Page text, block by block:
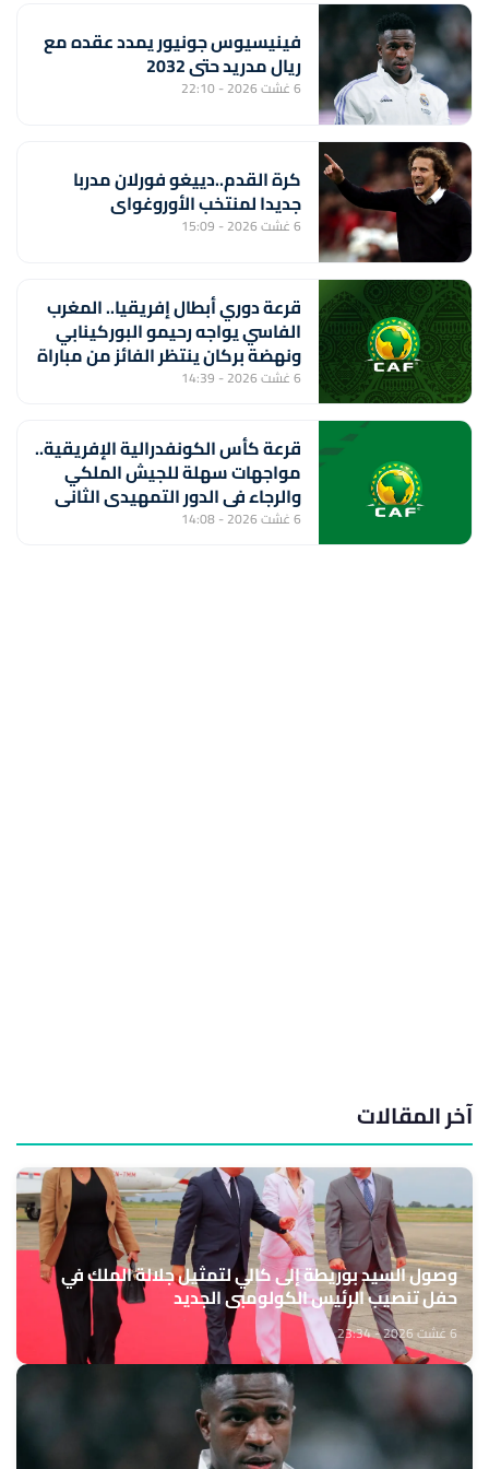
فينيسيوس جونيور يمدد عقده مع
ريال مدريد حتى 2032
6 غشت 2026 - 22:10
كرة القدم..دييغو فورلان مدربا
جديدا لمنتخب الأوروغواي
6 غشت 2026 - 15:09
قرعة دوري أبطال إفريقيا.. المغرب
الفاسي يواجه رحيمو البوركينابي
ونهضة بركان ينتظر الفائز من مباراة
ستار سبور السيراليوني وميدينا
6 غشت 2026 - 14:39
قرعة كأس الكونفدرالية الإفريقية..
مواجهات سهلة للجيش الملكي
والرجاء في الدور التمهيدي الثاني
6 غشت 2026 - 14:08
آخر المقالات
وصول السيد بوريطة إلى كالي لتمثيل جلالة الملك في
حفل تنصيب الرئيس الكولومبي الجديد
6 غشت 2026 - 23:34